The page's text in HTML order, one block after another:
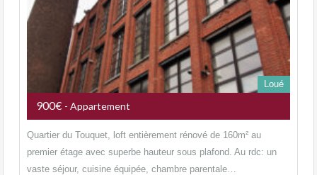
Loué
900€ - Appartement
Quartier du Touquet, loft entièrement rénové de 160m² au
premier étage avec superbe hauteur sous plafond. Au rdc: un
vaste séjour, cuisine équipée, chambre parentale…